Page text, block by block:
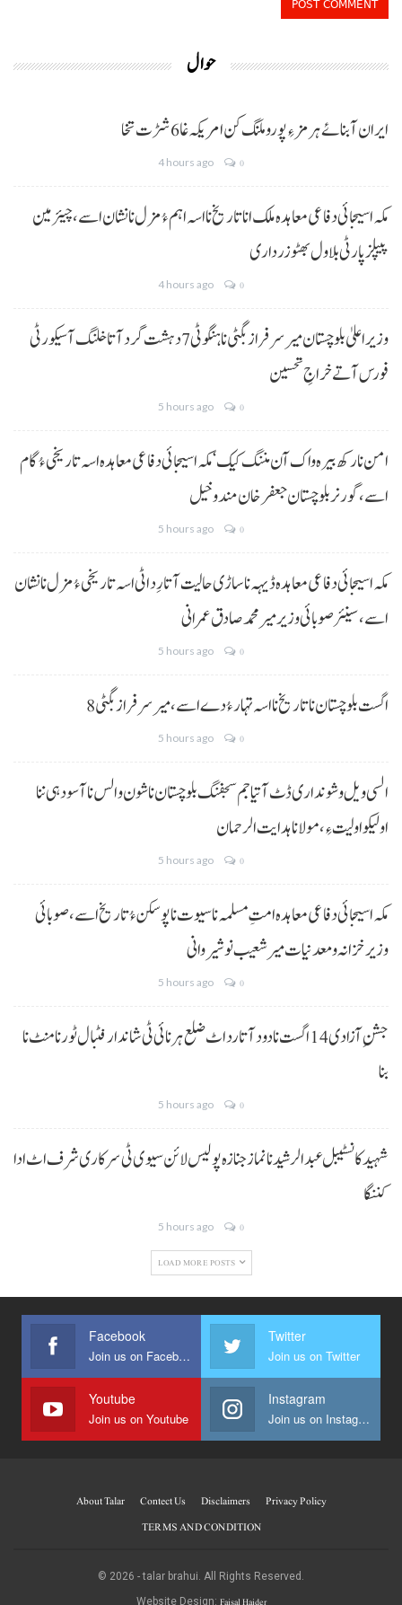
حوال
ایران آبنائے ہرمز ءِ پورو ملنگ کن امریکہ غا 6 شڑت تخا
4 hours ago 0
مکہ اسیجائی دفاعی معاہدہ ملک انا تاریخ نا اسہ اہم ءُ مزل نا نشان اسے، چیئرمین
پیپلز پارٹی بلاول بھٹو زرداری
4 hours ago 0
وزیراعلیٰ بلوچستان میر سرفراز بگٹی نا ہنگو ٹی 7 دہشت گرد آتا خلنگ آ سیکورٹی
فورس آتے خراجِ تحسین
5 hours ago 0
امن نا رکھ بیرہ واک آن مننگ کیک‘ مکہ اسیجائی دفاعی معاہدہ اسہ تاریخی ءُ گام
اسے،گورنر بلوچستان جعفر خان مندوخیل
5 hours ago 0
مکہ اسیجائی دفاعی معاہدہ ڈیہہ نا ساڑی حالیت آتا رِد اٹی اسہ تاریخی ءُ مزل نا نشان
اسے،سینئر صوبائی وزیر میر محمد صادق عمرانی
5 hours ago 0
8 اگست بلوچستان نا تاریخ نا اسہ تہار ءُ دے اسے، میرسرفراز بگٹی
5 hours ago 0
السی ویل و شونداری ڈٹ آتیا جم سجفنگ بلوچستان نا شون و الس نا آسودہی ننا
اولیکو اولیت ءِ،مولانا ہدایت الرحمان
5 hours ago 0
مکہ اسیجائی دفاعی معاہدہ امتِ مسلمہ نا سیوت نا پوسکن ءُ تاریخ اسے، صوبائی
وزیر خزانہ و معدنیات میر شعیب نوشیروانی
5 hours ago 0
جشنِ آزادی 14 اگست نا دود آتا رد اٹ ضلع ہرنائی ٹی شاندار فٹبال ٹورنامنٹ نا
بنا
5 hours ago 0
شہید کانسٹیبل عبدالرشید نا نماز جنازہ پولیس لائن سیوی ٹی سرکاری شرف اٹ ادا
کننگا
5 hours ago 0
LOAD MORE POSTS
Facebook
Join us on Facebook
Twitter
Join us on Twitter
Youtube
Join us on Youtube
Instagram
Join us on Instagram
About Talar Contect Us Disclaimers
Privacy Policy
TERMS AND CONDITION
© 2026 - talar brahui. All Rights Reserved.
Website Design: Faisal Haider